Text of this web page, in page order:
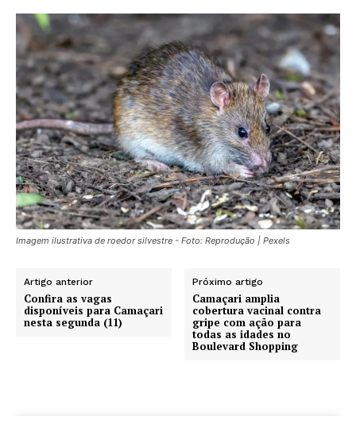
Imagem ilustrativa de roedor silvestre - Foto: Reprodução | Pexels
Artigo anterior
Confira as vagas
disponíveis para Camaçari
nesta segunda (11)
Próximo artigo
Camaçari amplia
cobertura vacinal contra
gripe com ação para
todas as idades no
Boulevard Shopping